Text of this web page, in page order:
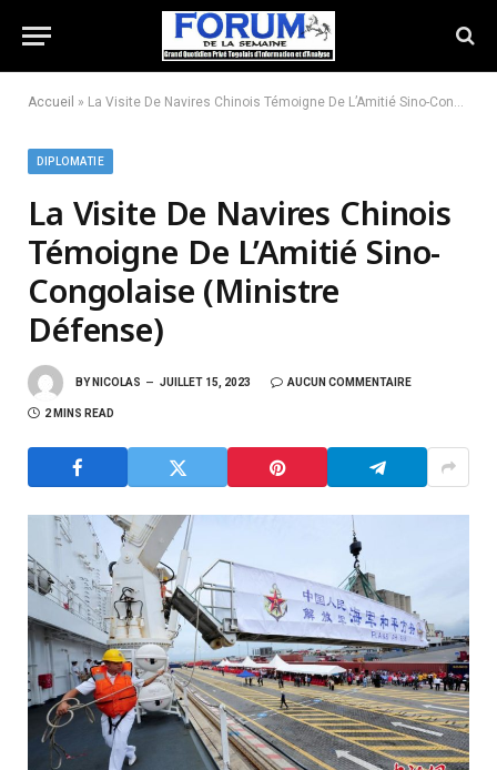
Accueil » La Visite De Navires Chinois Témoigne De L’Amitié Sino-Congolaise (Ministre Défense)
DIPLOMATIE
La Visite De Navires Chinois
Témoigne De L’Amitié Sino-
Congolaise (Ministre
Défense)
BY NICOLAS JUILLET 15, 2023 AUCUN COMMENTAIRE
2 MINS READ